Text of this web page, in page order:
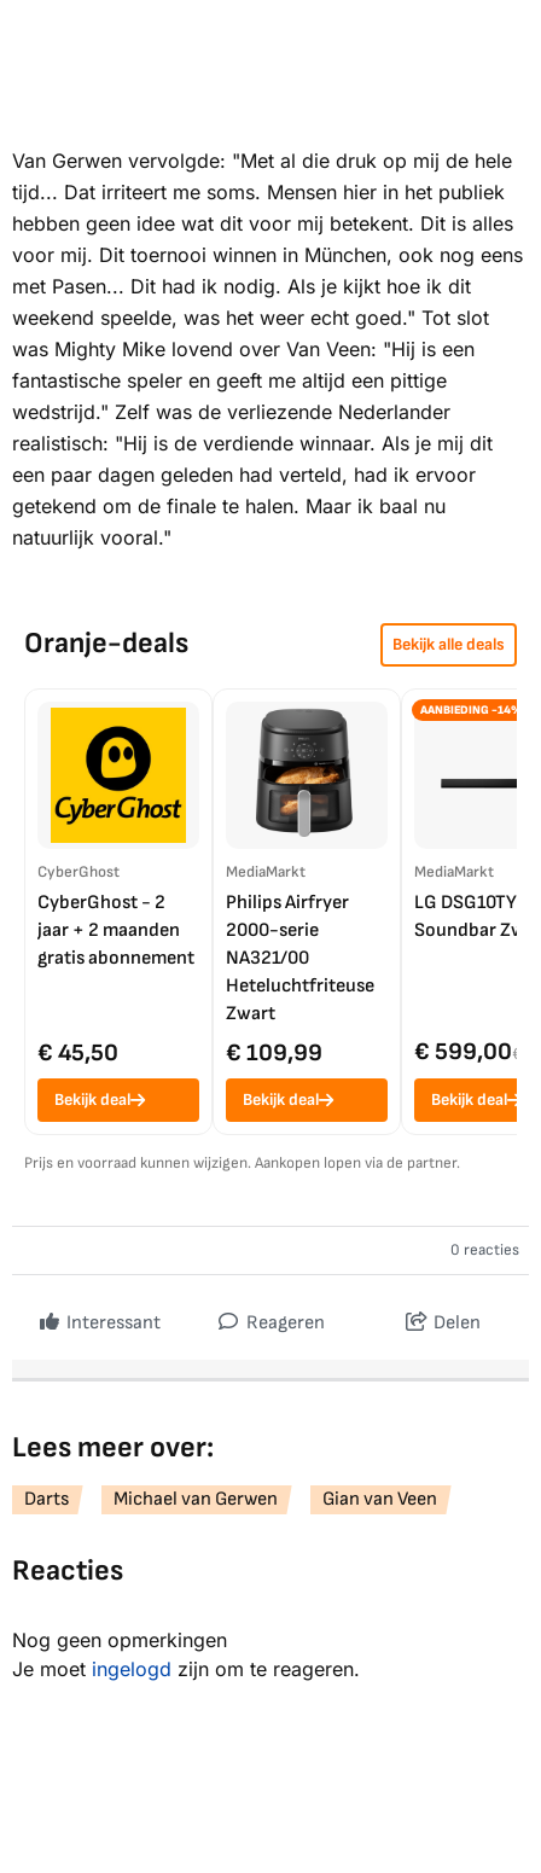
Van Gerwen vervolgde: "Met al die druk op mij de hele
tijd... Dat irriteert me soms. Mensen hier in het publiek
hebben geen idee wat dit voor mij betekent. Dit is alles
voor mij. Dit toernooi winnen in München, ook nog eens
met Pasen... Dit had ik nodig. Als je kijkt hoe ik dit
weekend speelde, was het weer echt goed." Tot slot
was Mighty Mike lovend over Van Veen: "Hij is een
fantastische speler en geeft me altijd een pittige
wedstrijd." Zelf was de verliezende Nederlander
realistisch: "Hij is de verdiende winnaar. Als je mij dit
een paar dagen geleden had verteld, had ik ervoor
getekend om de finale te halen. Maar ik baal nu
natuurlijk vooral."
Oranje-deals Bekijk alle deals
CyberGhost
CyberGhost - 2
jaar + 2 maanden
gratis abonnement
€ 45,50
Bekijk deal
MediaMarkt
Philips Airfryer
2000-serie
NA321/00
Heteluchtfriteuse
Zwart
€ 109,99
Bekijk deal
AANBIEDING -14%
MediaMarkt
LG DSG10TY
Soundbar
€ 599,00€
Bekijk deal
Prijs en voorraad kunnen wijzigen. Aankopen lopen via de partner.
0 reacties
Interessant Reageren Delen
Lees meer over:
Darts Michael van Gerwen Gian van Veen
Reacties
Nog geen opmerkingen
Je moet ingelogd zijn om te reageren.